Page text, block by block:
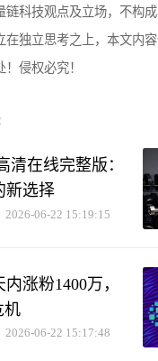
链科技观点及立场，不构
在独立思考之上，本文内
侵权必究！
清在线完整版：
新选择
2026-06-22 15:19:15
涨粉1400万，
机
2026-06-22 15:17:48